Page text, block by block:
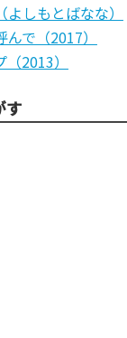
しもとばなな）
で（2017）
2013）
す